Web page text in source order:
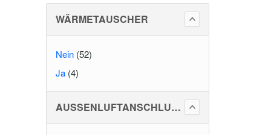
WÄRMETAUSCHER
Nein (52)
Ja (4)
AUSSENLUFTANSCHLUSS